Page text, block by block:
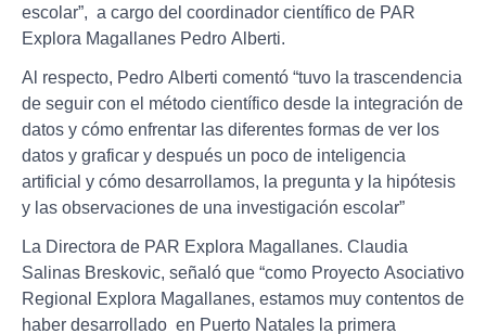
escolar”, a cargo del coordinador científico de PAR
Explora Magallanes Pedro Alberti.
Al respecto, Pedro Alberti comentó “tuvo la trascendencia
de seguir con el método científico desde la integración de
datos y cómo enfrentar las diferentes formas de ver los
datos y graficar y después un poco de inteligencia
artificial y cómo desarrollamos, la pregunta y la hipótesis
y las observaciones de una investigación escolar”
La Directora de PAR Explora Magallanes. Claudia
Salinas Breskovic, señaló que “como Proyecto Asociativo
Regional Explora Magallanes, estamos muy contentos de
haber desarrollado en Puerto Natales la primera